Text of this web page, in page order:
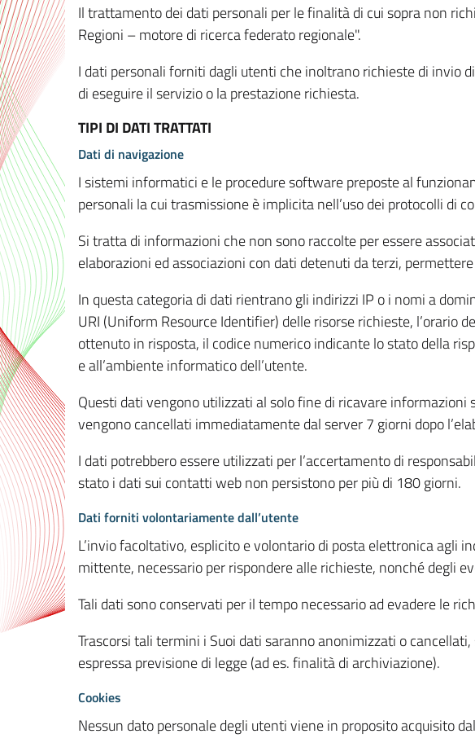
Il trattamento dei dati personali per le finalità di cui sopra non
Regioni – motore di ricerca federato regionale".
I dati personali forniti dagli utenti che inoltrano richieste di invio
di eseguire il servizio o la prestazione richiesta.
TIPI DI DATI TRATTATI
Dati di navigazione
I sistemi informatici e le procedure software preposte al
personali la cui trasmissione è implicita nell’uso dei protocolli di
Si tratta di informazioni che non sono raccolte per essere
elaborazioni ed associazioni con dati detenuti da terzi,
In questa categoria di dati rientrano gli indirizzi IP o i nomi a
URI (Uniform Resource Identifier) delle risorse richieste,
ottenuto in risposta, il codice numerico indicante lo stato della
e all’ambiente informatico dell’utente.
Questi dati vengono utilizzati al solo fine di ricavare
vengono cancellati immediatamente dal server 7 giorni dopo
I dati potrebbero essere utilizzati per l’accertamento di
stato i dati sui contatti web non persistono per più di 180 giorni.
Dati forniti volontariamente dall’utente
L’invio facoltativo, esplicito e volontario di posta elettronica agli
mittente, necessario per rispondere alle richieste, nonché degli
Tali dati sono conservati per il tempo necessario ad evadere le
Trascorsi tali termini i Suoi dati saranno anonimizzati o
espressa previsione di legge (ad es. finalità di archiviazione).
Cookies
Nessun dato personale degli utenti viene in proposito acquisito